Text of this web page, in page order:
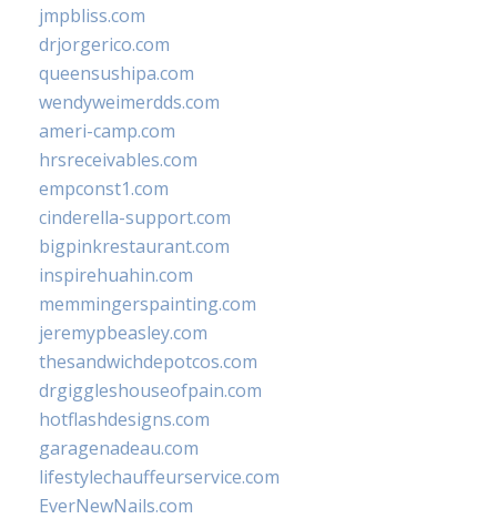
jmpbliss.com
drjorgerico.com
queensushipa.com
wendyweimerdds.com
ameri-camp.com
hrsreceivables.com
empconst1.com
cinderella-support.com
bigpinkrestaurant.com
inspirehuahin.com
memmingerspainting.com
jeremypbeasley.com
thesandwichdepotcos.com
drgiggleshouseofpain.com
hotflashdesigns.com
garagenadeau.com
lifestylechauffeurservice.com
EverNewNails.com